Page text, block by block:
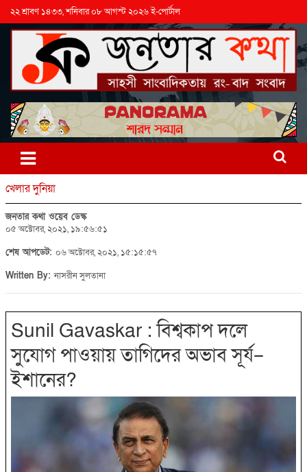
২২ শ্রাবণ ১৪৩৩, শনিবার ০৮ আগস্ট ২০২৬ ই-পোর্টাল
খেলার দুনিয়া
জনতার কথা ওয়েব ডেস্ক
০৫ অক্টোবর, ২০২১, ১৯:৫৬:৫১
শেষ আপডেট: ০৬ অক্টোবর, ২০২১, ১৫:১৫:৫৭
Written By:নাসরীন সুলতানা
Sunil G‌‌avaskar : বিশ্বকাপ দলে
সুযোগ পাওয়ায় তাগিদের অভাব সূর্য–
ইশানের?‌